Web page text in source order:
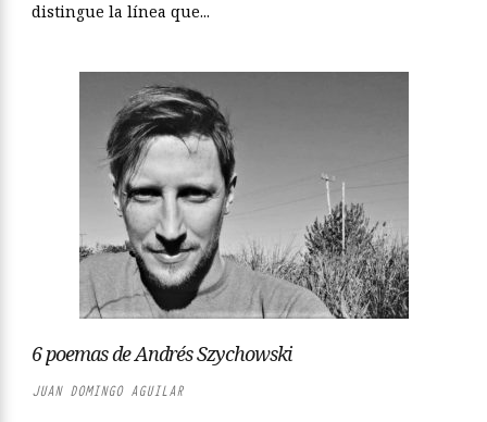
distingue la línea que...
6 poemas de Andrés Szychowski
JUAN DOMINGO AGUILAR